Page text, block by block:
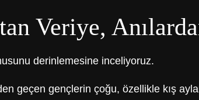
Veriye,
derinlemesine inceliyoruz.
geçen gençlerin çoğu, özellikle kış